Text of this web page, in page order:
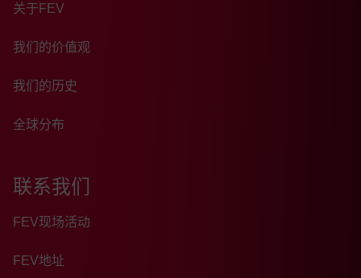
关于FEV
我们的价值观
我们的历史
全球分布
联系我们
FEV现场活动
FEV地址